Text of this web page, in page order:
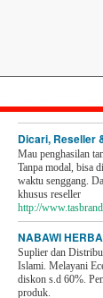
Dicari, Reseller
Mau penghasilan
Tanpa modal, bisa
waktu senggang.
khusus reseller
http://
NABAWI HERBA
Suplier dan
Islami. Melayani
diskon s.d 60%.
produk.